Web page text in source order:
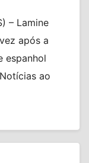
– Lamine
após a
espanhol
ao